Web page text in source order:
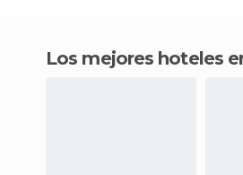
Los mejores hoteles